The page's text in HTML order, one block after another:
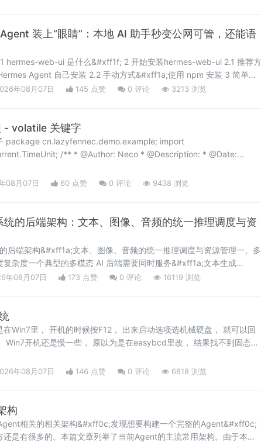
装上“眼睛”：本地 AI 助手秒变公网可管，还能语
Agent 自己安装 2.2 手动方式&#xff1a;使用 npm 安装 3 简单上
4.1 什么是cpolar? 4.2 安装cpolar 4.3 注册及登录
年08月07日 145 点赞 0 评论 3213 浏览
- volatile 关键字
cn.lazyfennec.demo.example; import
Neco * @Description: * @Date:
08月07日 60 点赞 0 评论 9438 浏览
统的后端架构：文本、图像、音频的统一推理调度与资
后端架构&#xff1a;文本、图像、音频的统一推理调度与资源管理一、多
复杂度一个典型的多模态 AI 后端需要同时服务&#xff1a;文本生成
70B&#xff09;、图像理解&#xff08;LLaVA 13B&#xff09;、语音识别
年08月07日 173 点赞 0 评论 16119 浏览
在Win7里， 开机的时候按F12， 出来启动选项选机械硬盘， 就可以回
Win7开机还是慢一些， 原以为是在easybcd里改， 结果找不到固态硬
个硬盘的顺序， 从7回到10要检查硬盘， 这个比较讨厌， 以前Ubuntu
都是Windows也不
年08月07日 146 点赞 0 评论 6818 浏览
构
相关的相关架构&#xff0c;发现想要构建一个完整的Agent&#xff0c;
还是有很多的。本篇文章列举了当前Agent的主流常用架构。由于本人